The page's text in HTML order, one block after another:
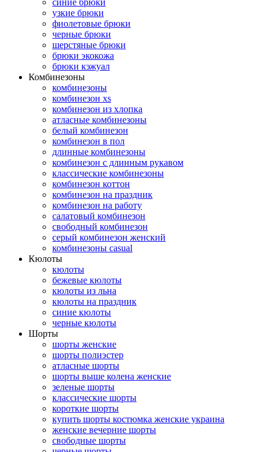
узкие брюки
фиолетовые брюки
черные брюки
шерстяные брюки
брюки экокожа
брюки кэжуал
Комбинезоны
комбинезоны
комбинезон xs
комбинезон из хлопка
атласные комбинезоны
белый комбинезон
комбинезон в пол
длинные комбинезоны
комбинезон с длинным рукавом
классические комбинезоны
комбинезон коттон
комбинезон на праздник
комбинезон на работу
салатовый комбинезон
свободный комбинезон
серый комбинезон женский
комбинезоны casual
Кюлоты
кюлоты
бежевые кюлоты
кюлоты из льна
кюлоты на праздник
синие кюлоты
черные кюлоты
Шорты
шорты женские
шорты полиэстер
атласные шорты
шорты выше колена женские
зеленые шорты
классические шорты
короткие шорты
купить шорты костюмка женские украина
женские вечерние шорты
свободные шорты